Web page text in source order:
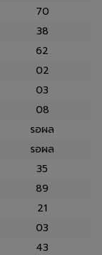
70
38
62
02
03
08
รอผล
รอผล
35
89
21
03
43